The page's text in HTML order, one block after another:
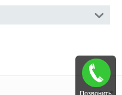
Позвонить